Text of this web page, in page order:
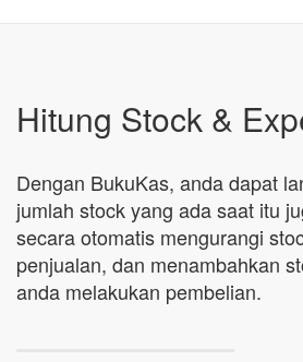
Hitung Stock &
Dengan BukuKas, anda dapat
jumlah stock yang ada saat itu
secara otomatis mengurangi
penjualan, dan menambahkan
anda melakukan pembelian.